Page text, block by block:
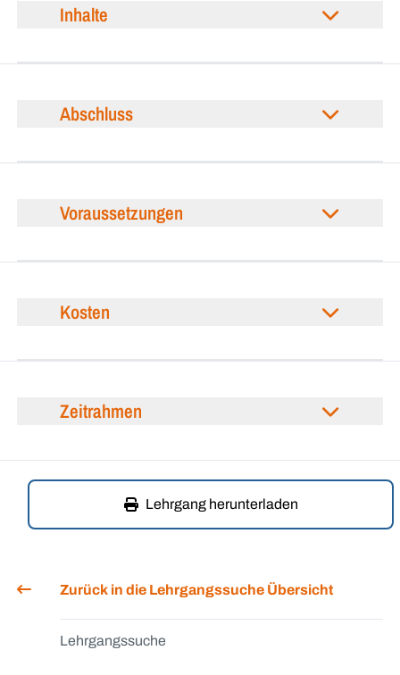
Inhalte
Abschluss
Voraussetzungen
Kosten
Zeitrahmen
Lehrgang herunterladen
Zurück in die Lehrgangssuche Übersicht
Lehrgangssuche